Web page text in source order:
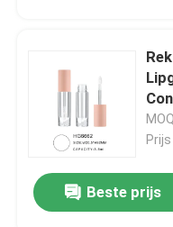
van
Beste prijs